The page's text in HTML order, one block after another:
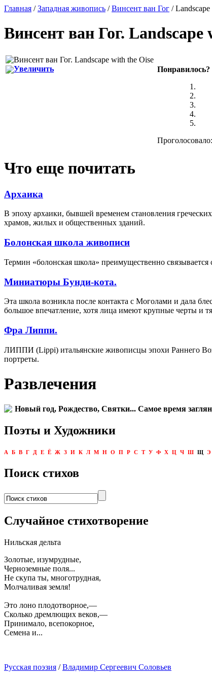
Главная /Западная живопись /Винсент ван Гог /
Винсент ван Гог. Landscape
Увеличить Понравилось?
Что еще почитать
Архаика
В эпоху архаики, бывшей временем становления
храмов, жилых и общественных зданий.
Болонская школа живописи
Термин «болонская школа» преимущественно
Миниатюры Бунди-кота.
Эта школа возникла после контакта с Моголами и дала
большое впечатление, хотя лица имеют крупные черты и
Фра Липпи.
ЛИППИ (Lippi) итальянские живописцы эпохи Раннего
портреты.
Развлечения
Новый год, Рождество, Святки... Самое время
Поэты и Художники
А Б В Г Д Е Ё Ж З И К Л М Н О П Р С Т У Ф Х Ц Ч Ш Щ Э
Поиск стихов
Случайное стихотворение
Нильская дельта
Золотые, изумрудные,
Черноземные поля...
Не скупа ты, многотрудная,
Молчаливая земля!
Это лоно плодотворное,—
Сколько дремлющих веков,—
Принимало, всепокорное,
Семена и...
Русская поэзия /Владимир Сергеевич Соловьев